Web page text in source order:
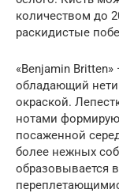
количеством до
раскидистые
«Benjamin
обладающий
окраской.
нотами
посаженной
более нежных
образовывается